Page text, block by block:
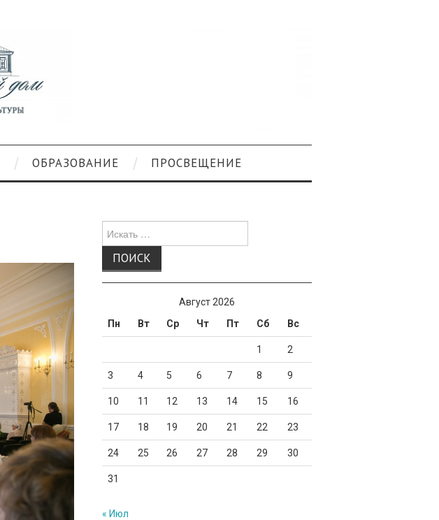
ОБРАЗОВАНИЕ ПРОСВЕЩЕНИЕ
для:
Август 2026
Пн
Вт Ср Чт Пт Сб Вс
1 2
3 4 5 6 7 8 9
10 11 12 13 14 15 16
17 18 19 20 21 22 23
24 25 26 27 28 29 30
31
« Июл